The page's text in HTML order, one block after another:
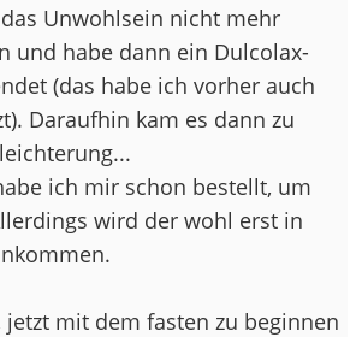
Unwohlsein nicht mehr
und habe dann ein Dulcolax-
(das habe ich vorher auch
Daraufhin kam es dann zu
ich mir schon bestellt, um
wird der wohl erst in
jetzt mit dem fasten zu beginnen